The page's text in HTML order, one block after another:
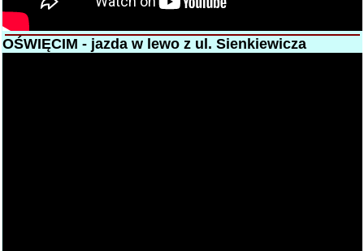
OŚWIĘCIM - jazda w lewo z ul. Sienkiewicza